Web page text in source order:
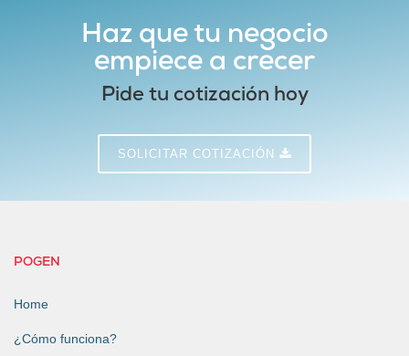
Haz que tu negocio
empiece a crecer
Pide tu cotización hoy
SOLICITAR COTIZACIÓN
POGEN
Home
¿Cómo funciona?